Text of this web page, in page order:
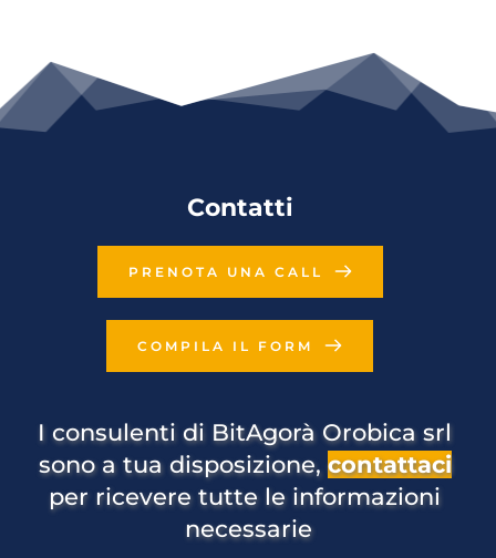
Contatti
PRENOTA UNA CALL
COMPILA IL FORM
I consulenti di BitAgorà Orobica srl
sono a tua disposizione, contattaci
per ricevere tutte le informazioni
necessarie